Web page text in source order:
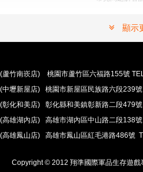
安心購
100％付款保
退貨政策
顯示
(蘆竹南崁店) 桃園市蘆竹區六福路155號
(中壢新屋店) 桃園市新屋區民族路六段239
(彰化和美店) 彰化縣和美鎮彰新路二段479
(高雄湖內店) 高雄市湖內區中山路二段138
(高雄鳳山店) 高雄市鳳山區紅毛港路486號
翔準網路部門:TEL 03-4202763
Copyright © 2012 翔準國際軍品生存遊戲